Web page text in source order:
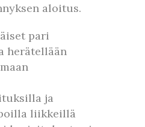
aloitus.
pari
herätellään
ja
liikkeillä